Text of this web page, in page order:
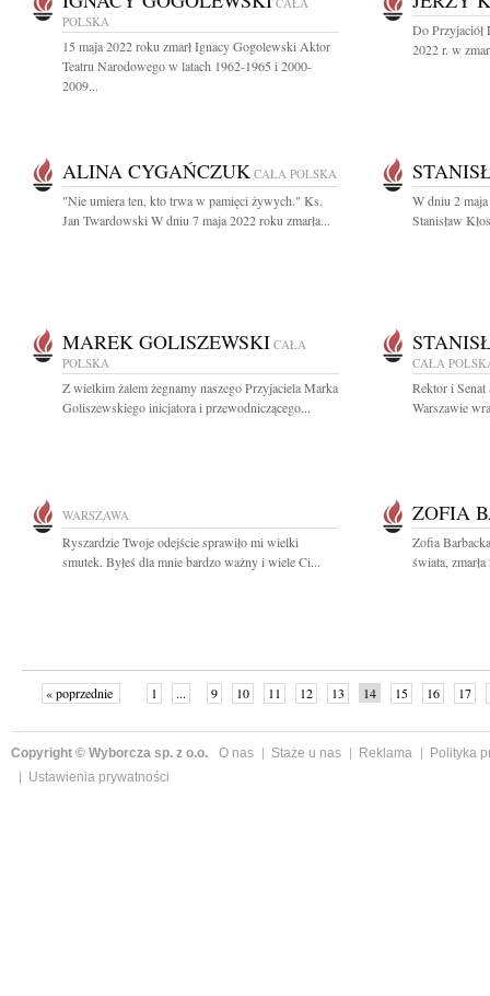
POLSKA
15 maja 2022 roku zmarł Ignacy Gogolewski Aktor
Teatru Narodowego w latach 1962-1965 i 2000-
2009...
Do Przyjaciół
2022 r. w
ALINA CYGAŃCZUK CAŁA POLSKA
"Nie umiera ten, kto trwa w pamięci żywych." Ks.
Jan Twardowski W dniu 7 maja 2022 roku zmarła...
W dniu 2
Stanisław
MAREK GOLISZEWSKI CAŁA
POLSKA
Z wielkim żalem żegnamy naszego Przyjaciela Marka
Goliszewskiego inicjatora i przewodniczącego...
CAŁA
Rektor i
Warszawie
WARSZAWA
Ryszardzie Twoje odejście sprawiło mi wielki
smutek. Byłeś dla mnie bardzo ważny i wiele Ci...
ZOFIA
Zofia
świata,
« poprzednie 1 ... 9 10 11 12 13 14 15 16 17
Copyright © Wyborcza sp. z o.o. O nas Staże u nas Reklama
Polityka
Ustawienia prywatności